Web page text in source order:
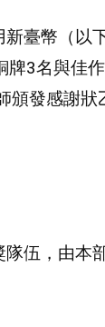
臺幣（以
3名與佳作
發感謝狀
伍，由本